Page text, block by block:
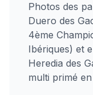
Photos des
Duero des
4ème
Ibériques) et
Heredia des
multi primé